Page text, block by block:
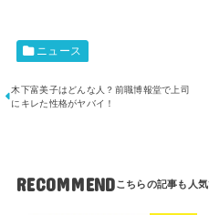
ニュース
木下富美子はどんな人？前職博報堂で上司
にキレた性格がヤバイ！
RECOMMEND